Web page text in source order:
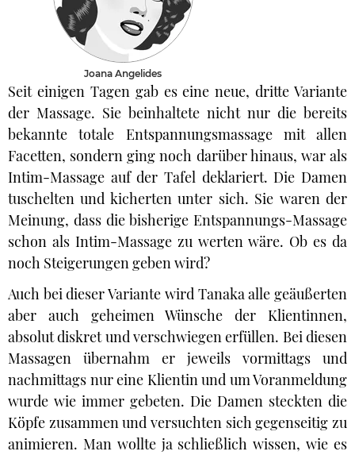
Joana Angelides
Seit einigen Tagen gab es eine neue, dritte Variante
der Massage. Sie beinhaltete nicht nur die bereits
bekannte totale Entspannungsmassage mit allen
Facetten, sondern ging noch darüber hinaus, war als
Intim-Massage auf der Tafel deklariert. Die Damen
tuschelten und kicherten unter sich. Sie waren der
Meinung, dass die bisherige Entspannungs-Massage
schon als Intim-Massage zu werten wäre. Ob es da
noch Steigerungen geben wird?
Auch bei dieser Variante wird Tanaka alle geäußerten
aber auch geheimen Wünsche der Klientinnen,
absolut diskret und verschwiegen erfüllen. Bei diesen
Massagen übernahm er jeweils vormittags und
nachmittags nur eine Klientin und um Voranmeldung
wurde wie immer gebeten. Die Damen steckten die
Köpfe zusammen und versuchten sich gegenseitig zu
animieren. Man wollte ja schließlich wissen, wie es